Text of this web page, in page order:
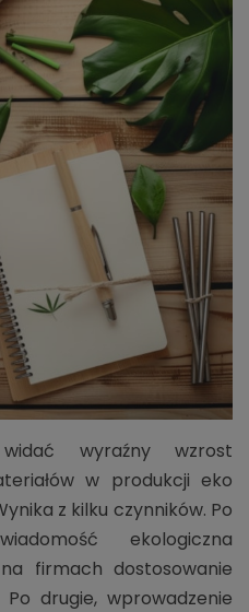
wyraźny wzrost
w produkcji eko
z kilku czynników. Po
ekologiczna
firmach dostosowanie
drugie, wprowadzenie